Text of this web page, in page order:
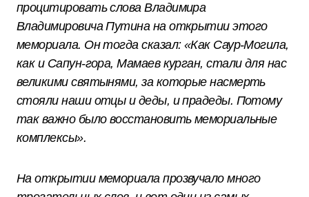
процитировать слова Владимира
Владимировича Путина на открытии этого
мемориала. Он тогда сказал: «Как Саур-Могила,
как и Сапун-гора, Мамаев курган, стали для нас
великими святынями, за которые насмерть
стояли наши отцы и деды, и прадеды. Потому
так важно было восстановить мемориальные
комплексы».
На открытии мемориала прозвучало много